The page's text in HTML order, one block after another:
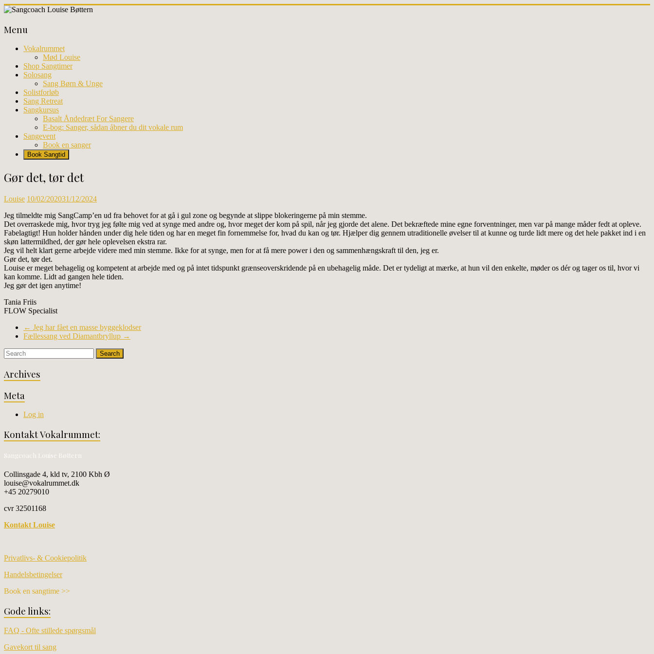
Skip
content
Louise
Bøttern
Professionel
sangundervisning
workhops
København
Menu
Vokalrummet
Mød Louise
Shop Sangtimer
Solosang
Sang Børn & Unge
Solistforløb
Sang Retreat
Sangkursus
Basalt Åndedræt For Sangere
E-bog: Sanger, sådan åbner du dit vokale rum
Sangevent
Book en sanger
Book Sangtid
Gør det, tør det
Louise 10/02/202031/12/2024
Jeg tilmeldte mig SangCamp’en ud fra behovet for at gå i gul zone og begynde at slippe blokeringerne på min stemme.
Det overraskede mig, hvor tryg jeg følte mig ved at synge med andre og, hvor meget der kom på spil, når jeg gjorde det alene. Det bekræftede mine egne forventninger, men var på mange måder fedt at opleve.
Fabelagtigt! Hun holder hånden under dig hele tiden og har en meget fin fornemmelse for, hvad du kan og tør. Hjælper dig gennem utraditionelle øvelser til at kunne og turde lidt mere og det hele pakket ind i en
skøn lattermildhed, der gør hele oplevelsen ekstra rar.
Jeg vil helt klart gerne arbejde videre med min stemme. Ikke for at synge, men for at få mere power i den og sammenhængskraft til den, jeg er.
Gør det, tør det.
Louise er meget behagelig og kompetent at arbejde med og på intet tidspunkt grænseoverskridende på en ubehagelig måde. Det er tydeligt at mærke, at hun vil den enkelte, møder os dér og tager os til, hvor vi
kan komme. Lidt ad gangen hele tiden.
Jeg gør det igen anytime!
Tania Friis
FLOW Specialist
← Jeg har fået en masse byggeklodser
Fællessang ved Diamantbryllup →
Archives
Meta
Log in
Kontakt Vokalrummet:
Sangcoach Louise Bøttern
Collinsgade 4, kld tv, 2100 Kbh Ø
louise@vokalrummet.dk
+45 20279010
cvr 32501168
Kontakt Louise
Privatlivs- & Cookiepolitik
Handelsbetingelser
Book en sangtime >>
Gode links:
FAQ - Ofte stillede spørgsmål
Gavekort til sang